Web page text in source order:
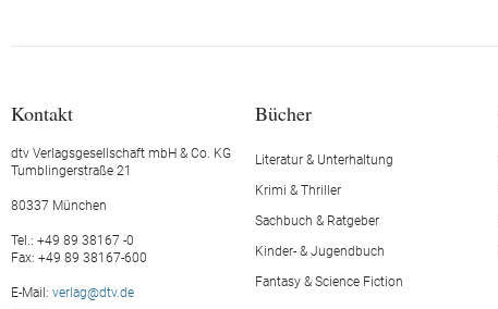
Kontakt
dtv Verlagsgesellschaft mbH & Co. KG
Tumblingerstraße 21
80337 München
Tel.: +49 89 38167 -0
Fax: +49 89 38167-600
E-Mail: verlag@dtv.de
Bücher
Literatur & Unterhaltung
Krimi & Thriller
Sachbuch & Ratgeber
Kinder- & Jugendbuch
Fantasy & Science Fiction